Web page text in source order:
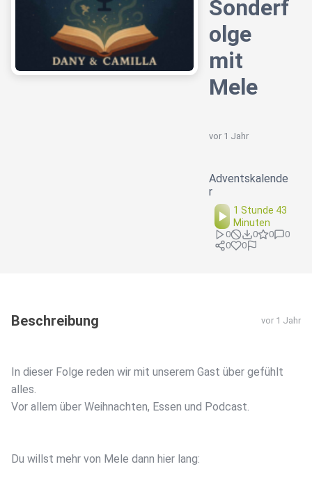
Sonderf
olge
mit
Mele
vor 1 Jahr
Adventskalende
r
1 Stunde 43
Minuten
0 0 0
0
0
0
Beschreibung vor 1 Jahr
In dieser Folge reden wir mit unserem Gast über gefühlt
alles.
Vor allem über Weihnachten, Essen und Podcast.
Du willst mehr von Mele dann hier lang: